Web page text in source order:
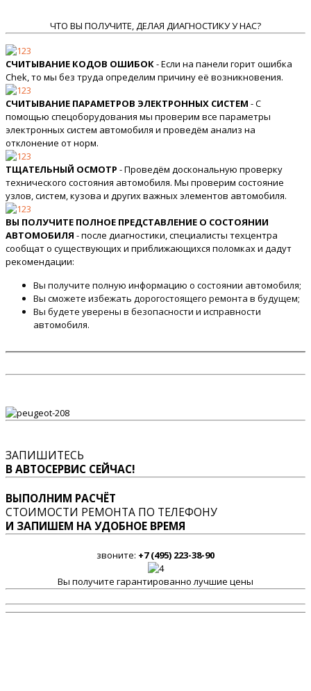
ЧТО ВЫ ПОЛУЧИТЕ, ДЕЛАЯ ДИАГНОСТИКУ У НАС?
СЧИТЫВАНИЕ КОДОВ ОШИБОК- Если на панели горит ошибка
Chek, то мы без труда определим причину её возникновения.
СЧИТЫВАНИЕ ПАРАМЕТРОВ ЭЛЕКТРОННЫХ СИСТЕМ - С
помощью спецоборудования мы проверим все параметры
электронных систем автомобиля и проведём анализ на
отклонение от норм.
ТЩАТЕЛЬНЫЙ ОСМОТР - Проведём доскональную проверку
технического состояния автомобиля. Мы проверим состояние
узлов, систем, кузова и других важных элементов автомобиля.
ВЫ ПОЛУЧИТЕ ПОЛНОЕ ПРЕДСТАВЛЕНИЕ О СОСТОЯНИИ
АВТОМОБИЛЯ - после диагностики, специалисты техцентра
сообщат о существующих и приближающихся поломках и дадут
рекомендации:
Вы получите полную информацию о состоянии автомобиля;
Вы сможете избежать дорогостоящего ремонта в будущем;
Вы будете уверены в безопасности и исправности
автомобиля.
ЗАПИШИТЕСЬ
В АВТОСЕРВИС СЕЙЧАС!
ВЫПОЛНИМ РАСЧЁТ
СТОИМОСТИ РЕМОНТА ПО ТЕЛЕФОНУ
И ЗАПИШЕМ НА УДОБНОЕ ВРЕМЯ
звоните: +7 (495) 223-38-90
Вы получите гарантированно лучшие цены